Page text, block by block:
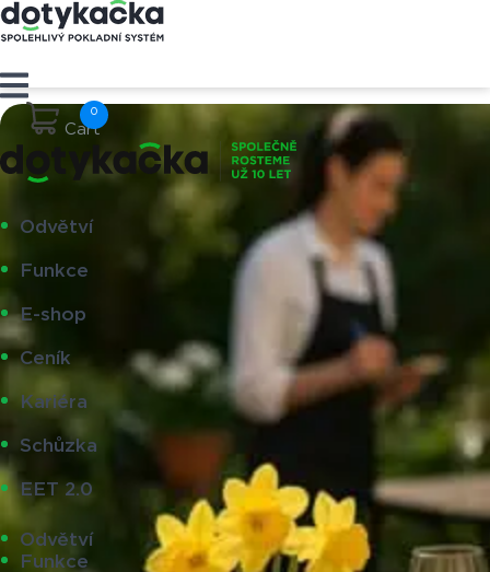
Cart
Odvětví
Funkce
E-shop
Ceník
Kariéra
Schůzka
EET 2.0
Odvětví
Funkce